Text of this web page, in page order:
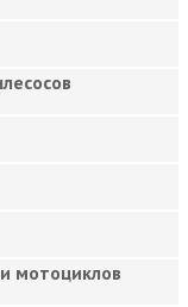
мотоциклов